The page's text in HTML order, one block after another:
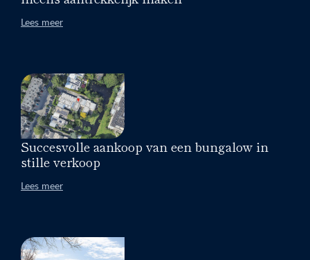
Lees meer
Succesvolle aankoop van een bungalow in
stille verkoop
Lees meer